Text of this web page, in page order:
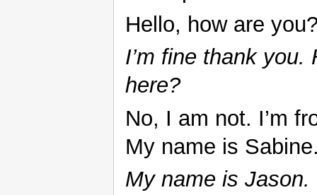
Hello, how are
I’m fine thank
here?
No, I am not. I’m
My name is
My name is